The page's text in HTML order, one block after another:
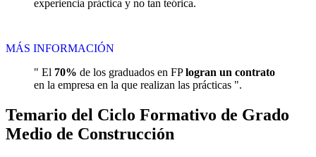
experiencia práctica y no tan teórica.
MÁS INFORMACIÓN
" El 70% de los graduados en FPlogran un contrato
en la empresa en la que realizan las prácticas ".
Temario del Ciclo Formativo de Grado
Medio de Construcción